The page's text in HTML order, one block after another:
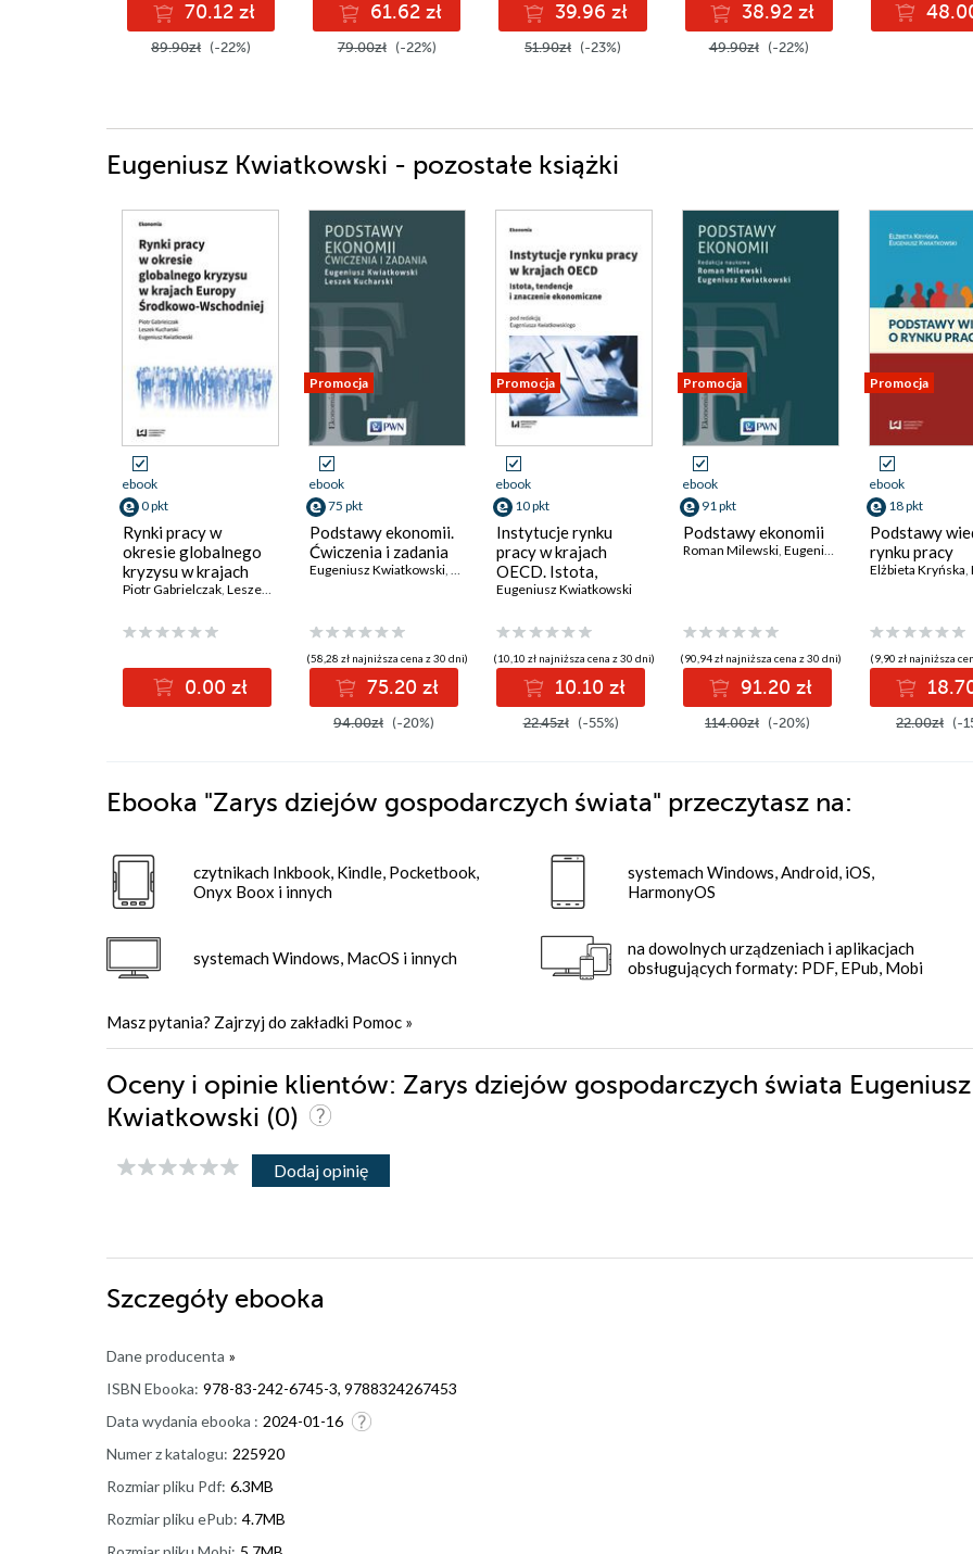
70.12 zł
89.90zł (-22%)
61.62 zł
79.00zł (-22%)
39.96 zł
51.90zł (-23%)
38.92 zł
49.90zł (-22%)
Eugeniusz Kwiatkowski - pozostałe książki
ebook
0 pkt
Rynki pracy w
okresie globalnego
kryzysu w krajach
Europy Środkowo-
Piotr Gabrielczak, Leszek Kucharski
0.00 zł
Promocja
ebook
75 pkt
Podstawy ekonomii.
Ćwiczenia i zadania
Eugeniusz Kwiatkowski, Leszek Kucharski
(58,28 zł najniższa cena z 30 dni)
75.20 zł
94.00zł (-20%)
Promocja
ebook
10 pkt
Instytucje rynku
pracy w krajach
OECD. Istota,
tendencje i znaczenie
Eugeniusz Kwiatkowski
(10,10 zł najniższa cena z 30 dni)
10.10 zł
22.45zł (-55%)
Promocja
ebook
91 pkt
Podstawy ekonomii
Roman Milewski, Eugeniusz Kwiatkowski
(90,94 zł najniższa cena z 30 dni)
91.20 zł
114.00zł (-20%)
Promocja
ebook
18 pkt
Podstawy
rynku pracy
Elżbieta Kryńska,
(9,90 zł najniższa
22.00zł (-
Ebooka "Zarys dziejów gospodarczych świata" przeczytasz na:
czytnikach Inkbook, Kindle, Pocketbook,
Onyx Boox i innych
systemach Windows, MacOS i innych
systemach Windows, Android, iOS,
HarmonyOS
na dowolnych urządzeniach i aplikacjach
obsługujących formaty: PDF, EPub, Mobi
Masz pytania? Zajrzyj do zakładki Pomoc »
Oceny i opinie klientów: Zarys dziejów gospodarczych świata Eugeniusz
Kwiatkowski (0)
Dodaj opinię
Szczegóły ebooka
Dane producenta »
ISBN Ebooka: 978-83-242-6745-3, 9788324267453
Data wydania ebooka : 2024-01-16
Numer z katalogu: 225920
Rozmiar pliku Pdf: 6.3MB
Rozmiar pliku ePub: 4.7MB